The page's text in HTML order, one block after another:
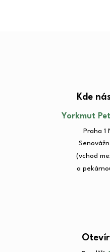
Kde
Yorkmut
Praha 1
(vchod
a